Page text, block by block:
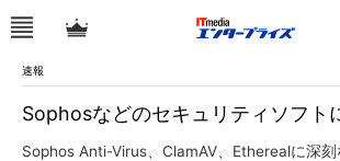
速報
Sophosなどのセキュリティソフト
Sophos Anti-Virus、ClamAV、Etherealに深刻